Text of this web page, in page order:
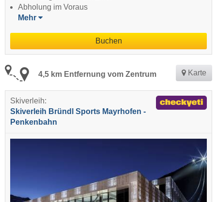
Abholung im Voraus
Mehr
Buchen
4,5 km Entfernung vom Zentrum Karte
Skiverleih:
Skiverleih Bründl Sports Mayrhofen -
Penkenbahn